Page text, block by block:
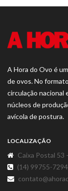
A Hora do Ovo é
de ovos. No
circulação
núcleos de
avícola de postura.
LOCALIZAÇÃO
Caixa Postal 53
(14) 99755-7294